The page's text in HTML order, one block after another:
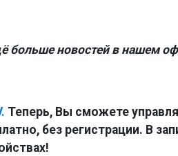
больше новостей в нашем
Теперь, Вы сможете
без регистрации. В